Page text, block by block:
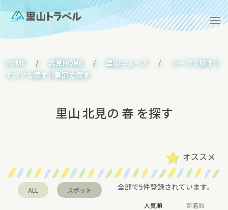
HOME 北見HOME 里山ニュース テーマで探す |
エリアで探す | 季節で探す
里山 北見の 春 を探す
オススメ
ALL スポット 全部で5件登録されています。
人気順 新着順